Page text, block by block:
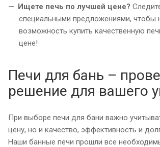
Ищете печь по лучшей цене?
специальными предложениями, чтобы
возможность купить качественную
цене!
Печи для бань –
решение для вашего
При выборе печи для бани важно
цену, но и качество, эффективность и
Наши банные печи прошли все